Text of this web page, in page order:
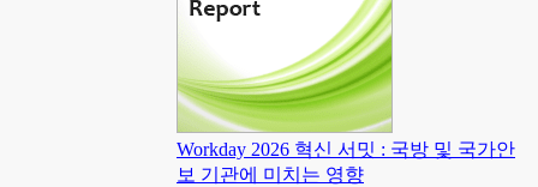
Workday 2026 혁신 서밋 : 국방 및 국가안
보 기관에 미치는 영향